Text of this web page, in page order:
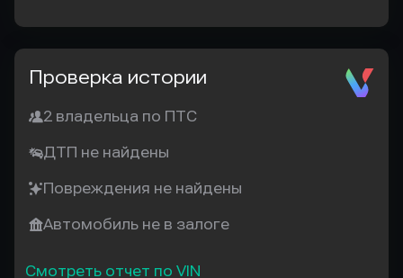
Проверка истории
2 владельца по ПТС
ДТП не найдены
Повреждения не найдены
Автомобиль не в залоге
Смотреть отчет по VIN